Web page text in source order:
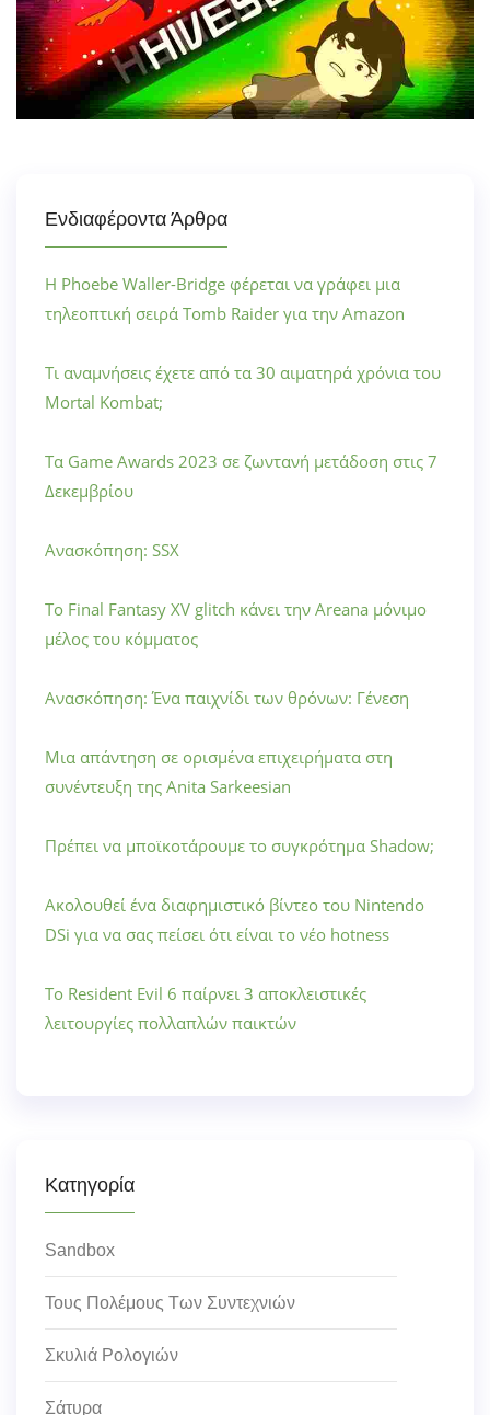
Ενδιαφέροντα Άρθρα
Η Phoebe Waller-Bridge φέρεται να γράφει μια
τηλεοπτική σειρά Tomb Raider για την Amazon
Τι αναμνήσεις έχετε από τα 30 αιματηρά χρόνια του
Mortal Kombat;
Τα Game Awards 2023 σε ζωντανή μετάδοση στις 7
Δεκεμβρίου
Ανασκόπηση: SSX
Το Final Fantasy XV glitch κάνει την Areana μόνιμο
μέλος του κόμματος
Ανασκόπηση: Ένα παιχνίδι των θρόνων: Γένεση
Μια απάντηση σε ορισμένα επιχειρήματα στη
συνέντευξη της Anita Sarkeesian
Πρέπει να μποϊκοτάρουμε το συγκρότημα Shadow;
Ακολουθεί ένα διαφημιστικό βίντεο του Nintendo
DSi για να σας πείσει ότι είναι το νέο hotness
Το Resident Evil 6 παίρνει 3 αποκλειστικές
λειτουργίες πολλαπλών παικτών
Κατηγορία
Sandbox
Τους Πολέμους Των Συντεχνιών
Σκυλιά Ρολογιών
Σάτυρα